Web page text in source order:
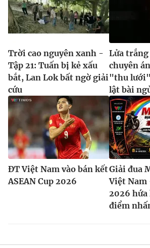
Trời cao nguyên xanh -
Tập 21: Tuấn bị kẻ xấu
bắt, Lan Lok bất ngờ giải
cứu
Lửa
chuyên
"thu
lật bài
ĐT Việt Nam vào bán kết
ASEAN Cup 2026
Giải đua
Việt Nam
2026
điểm